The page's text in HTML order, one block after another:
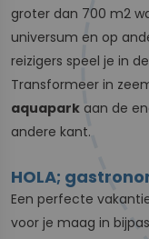
groter dan 700 m2
universum en op
reizigers speel je in
Transformeer in
aquapark aan de
andere kant.
HOLA;
Een perfecte
voor je maag in